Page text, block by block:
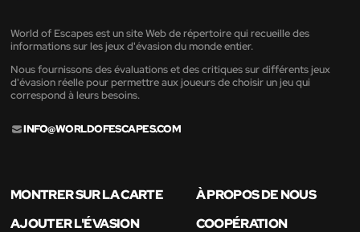
World of Escapes est un site Web de répertoire qui recueille des
informations sur les jeux d'évasion du monde entier.
Nous fournissons des évaluations et des critiques sur différents jeux
d'évasion réelle pour permettre aux joueurs de choisir un jeu qui
correspond à leurs besoins.
INFO@WORLDOFESCAPES.COM
MONTRER SUR LA CARTE
À PROPOS DE NOUS
AJOUTER L'ÉVASION
COOPÉRATION